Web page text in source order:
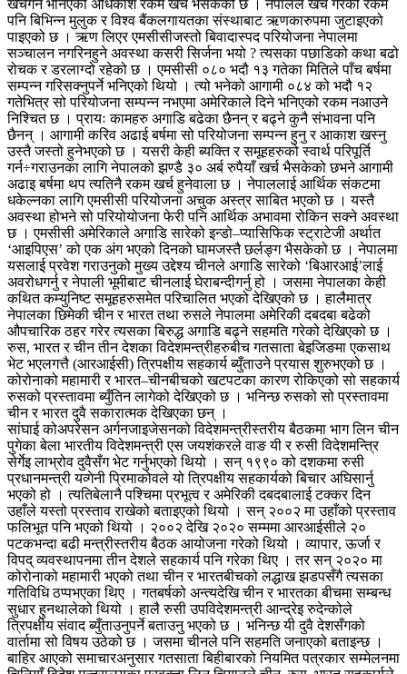
खर्चगर्ने भनिएको अधिकांश रकम खर्च भैसकेको छ । नेपालले खर्च गरेको रकम
पनि बिभिन्न मुलुक र विश्व बैंकलगायतका संस्थाबाट ऋणकारुपमा जुटाइएको
पाइएको छ । ऋण लिएर एमसीसीजस्तो बिवादास्पद परियोजना नेपालमा
सञ्चालन नगरिनहुने अवस्था कसरी सिर्जना भयो ? त्यसका पछाडिको कथा बढो
रोचक र डरलाग्दो रहेको छ । एमसीसी ०८० भदौ १३ गतेका मितिले पाँच बर्षमा
सम्पन्न गरिसक्नुपर्ने भनिएको थियो । त्यो भनेको आगामी ०८४ को भदौ १२
गतेभित्र सो परियोजना सम्पन्न नभएमा अमेरिकाले दिने भनिएको रकम नआउने
निश्चित छ । प्रायः कामहरु अगाडि बढेका छैनन् र बढ्ने कुनै संभावना पनि
छैनन् । आगामी करिव अढाई बर्षमा सो परियोजना सम्पन्न हुनु र आकाश खस्नु
उस्तै जस्तो हुनेभएको छ । यसरी केही ब्यक्ति र समूहहरुको स्वार्थ परिपूर्ति
गर्न÷गराउनका लागि नेपालको झण्डै ३० अर्ब रुपैयाँ खर्च भैसकेको छभने आगामी
अढाइ बर्षमा थप त्यतिनै रकम खर्च हुनेवाला छ । नेपाललाई आर्थिक संकटमा
धकेल्नका लागि एमसीसी परियोजना अचुक अस्त्र साबित भएको छ । यस्तै
अवस्था होभने सो परियोयोजना फेरी पनि आर्थिक अभावमा रोकिन सक्ने अवस्था
छ । एमसीसी अमेरिकाले अगाडि सारेको इन्डो–प्यासिफिक स्ट्राटेजी अर्थात
‘आइपिएस’ को एक अंग भएको दिनको घामजस्तै छर्लङ्ग भैसकेको छ । नेपालमा
यसलाई प्रवेश गराउनुको मुख्य उद्देश्य चीनले अगाडि सारेको ‘बिआरआई’लाई
अवरोधगर्नु र नेपाली भूमीबाट चीनलाई घेराबन्दीगर्नु हो । जसमा नेपालका केही
कथित कम्युनिष्ट समूहहरुसमेत परिचालित भएको देखिएको छ । हालैमात्र
नेपालका छिमेकी चीन र भारत तथा रुसले नेपालमा अमेरिकी दबदबा बढेको
औपचारिक ठहर गरेर त्यसका बिरुद्ध अगाडि बढ्ने सहमति गरेको देखिएको छ ।
रुस, भारत र चीन तीन देशका विदेशमन्त्रीहरुबीच गतसाता बेइजिङमा एकसाथ
भेट भएलगत्तै (आरआईसी) त्रिपक्षीय सहकार्य ब्युँताउने प्रयास शुरुभएको छ ।
कोरोनाको महामारी र भारत–चीनबीचको खटपटका कारण रोकिएको सो सहकार्य
रुसको प्रस्तावमा ब्युँतिन लागेको देखिएको छ । भनिन्छ रुसको सो प्रस्तावमा
चीन र भारत दुवै सकारात्मक देखिएका छन् ।
सांघाई कोअपरेसन अर्गनजाइजेसनको विदेशमन्त्रीस्तरीय बैठकमा भाग लिन चीन
पुगेका बेला भारतीय विदेशमन्त्री एस जयशंकरले वाङ यी र रुसी विदेशमन्त्रि
सेर्गेइ लाभ्रोव दुवैसँग भेट गर्नुभएको थियो । सन् १९९० को दशकमा रुसी
प्रधानमन्त्री यव्गेनी प्रिमाकोवले यो त्रिपक्षीय सहकार्यको बिचार अघिसार्नु
भएको हो । त्यतिबेलानै पश्चिमा प्रभूत्व र अमेरिकी दबदबालाई टक्कर दिन
उहाँले यस्तो प्रस्ताव राखेको बताइएको थियो । सन् २००२ मा उहाँको प्रस्ताव
फलिभूत पनि भएको थियो । २००२ देखि २०२० सम्ममा आरआईसीले २०
पटकभन्दा बढी मन्त्रीस्तरीय बैठक आयोजना गरेको थियो । व्यापार, ऊर्जा र
विपद् व्यवस्थापनमा तीन देशले सहकार्य पनि गरेका थिए । तर सन् २०२० मा
कोरोनाको महामारी भएको तथा चीन र भारतबीचको लद्धाख झडपसँगै त्यसका
गतिविधि ठप्पभएका थिए । गतबर्षको अन्त्यदेखि चीन र भारतका बीचमा सम्बन्ध
सुधार हुनथालेको थियो । हालै रुसी उपविदेशमन्त्री आन्द्रेइ रुदेन्कोले
त्रिपक्षीय संवाद ब्युँताउनुपर्ने बताउनु भएको छ । भनिन्छ यी दुवै देशसँगको
वार्तामा सो विषय उठेको छ । जसमा चीनले पनि सहमति जनाएको बताइन्छ ।
बाहिर आएको समाचारअनुसार गतसाता बिहीबारको नियमित पत्रकार सम्मेलनमा